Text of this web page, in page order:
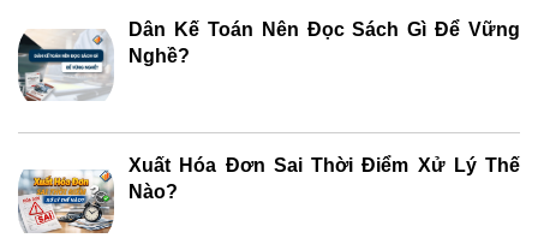
Dân Kế Toán Nên Đọc Sách Gì Để Vững
Nghề?
Xuất Hóa Đơn Sai Thời Điểm Xử Lý Thế
Nào?